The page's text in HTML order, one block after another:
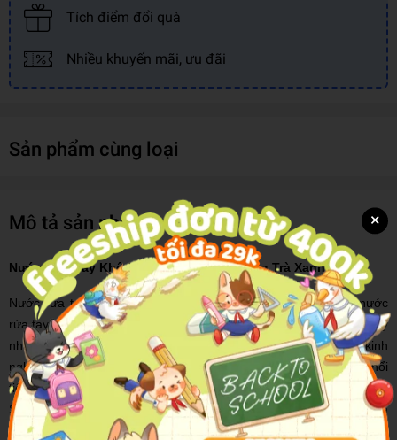
Tích điểm đổi quà
Nhiều khuyến mãi, ưu đãi
Sản phẩm cùng loại
Mô tả sản phẩm
Nước Rửa Tay Khô Hasoco Kazoku Hương Trà Xanh
Nước rửa tay Hasoco Hương trà xanh với hai định dạng là nước
rửa tay khô và nước rửa tay thường là 2 sản phẩm mới ra gần đây
nhất của Công ty Xà phòng Hà Nội (Hasoco). Công ty có kinh
nghiệm nhiều năm liền làm sản phẩm cho các thương hiệu nổi
tiếng nước ngoài và nay đã cho ra dòng sản phẩm của riêng mình.
Sản phẩm của công ty được làm trên dây chuyền sản xuất của
Nhật Bản, nguyên liệu được nhập khẩu trực tiếp từ châu Âu và
×